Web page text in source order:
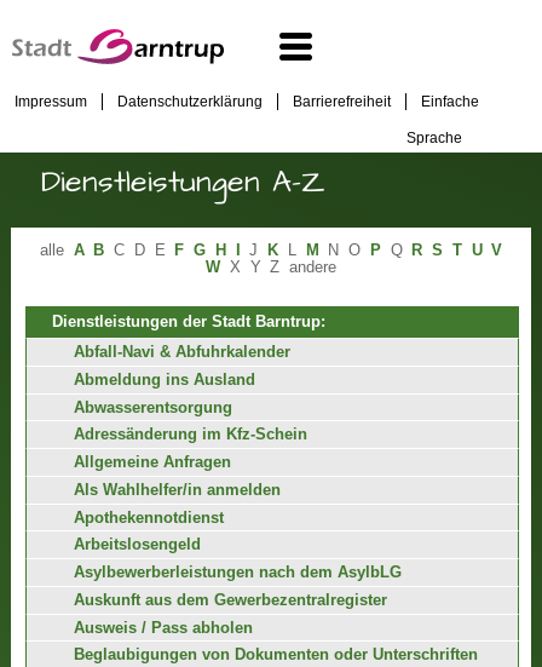
Impressum Datenschutzerklärung Barrierefreiheit Einfache
Sprache
Dienstleistungen A-Z
alle A B C D E F G H J K L M N O P Q R S T U V
W X Y Z andere
Dienstleistungen der Stadt Barntrup:
Abfall-Navi & Abfuhrkalender
Abmeldung ins Ausland
Abwasserentsorgung
Adressänderung im Kfz-Schein
Allgemeine Anfragen
Als Wahlhelfer/in anmelden
Apothekennotdienst
Arbeitslosengeld
Asylbewerberleistungen nach dem AsylbLG
Auskunft aus dem Gewerbezentralregister
Ausweis / Pass abholen
Beglaubigungen von Dokumenten oder Unterschriften